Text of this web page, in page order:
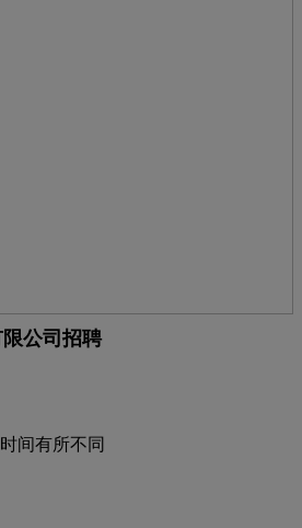
公司招聘
间有所不同